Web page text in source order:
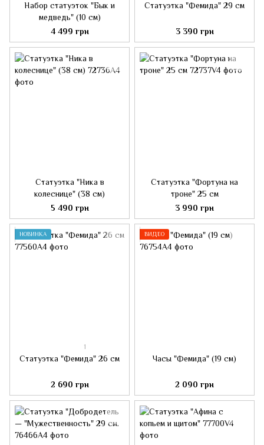
Набор статуэток "Бык и
медведь" (10 см)
4 499 грн
Статуэтка "Фемида" 29 см
3 390 грн
Статуэтка "Ника в
колеснице" (38 см)
5 490 грн
Статуэтка "Фортуна на
троне" 25 см
3 990 грн
НОВИНКА
1
Статуэтка "Фемида" 26 см
2 690 грн
ВИДЕО
Часы "Фемида" (19 см)
2 090 грн